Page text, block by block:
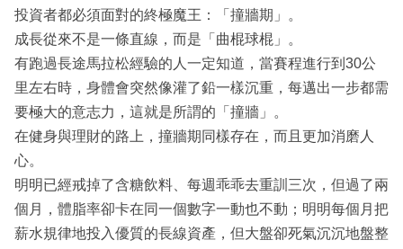
投資者都必須面對的終極魔王：「撞牆期」。
成長從來不是一條直線，而是「曲棍球棍」。
有跑過長途馬拉松經驗的人一定知道，當賽程進行到30公
里左右時，身體會突然像灌了鉛一樣沉重，每邁出一步都需
要極大的意志力，這就是所謂的「撞牆」。
在健身與理財的路上，撞牆期同樣存在，而且更加消磨人
心。
明明已經戒掉了含糖飲料、每週乖乖去重訓三次，但過了兩
個月，體脂率卻卡在同一個數字一動也不動；明明每個月把
薪水規律地投入優質的長線資產，但大盤卻死氣沉沉地盤整